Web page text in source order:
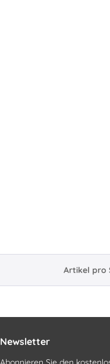
Artikel pro
Newsletter